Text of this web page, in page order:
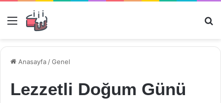
Menü
Anasayfa /Genel
Lezzetli Doğum Günü